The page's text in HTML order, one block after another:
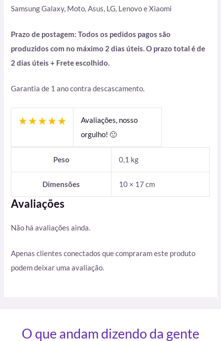
Samsung Galaxy, Moto, Asus, LG, Lenovo e Xiaomi
Prazo de postagem: Todos os pedidos pagos são
produzidos com no máximo 2 dias úteis. O prazo total é de
2 dias úteis + Frete escolhido.
Garantia de 1 ano contra descascamento.
Avaliações, nosso
orgulho! 🙂
Peso 0,1 kg
Dimensões 10 × 17 cm
Avaliações
Não há avaliações ainda.
Apenas clientes conectados que compraram este produto
podem deixar uma avaliação.
O que andam dizendo da gente